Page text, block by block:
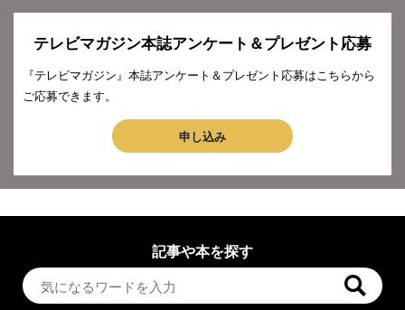
テレビマガジン本誌アンケート＆プレゼント応募
『テレビマガジン』本誌アンケート＆プレゼント応募はこちらから
ご応募できます。
申し込み
記事や本を探す